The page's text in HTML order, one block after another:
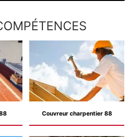
Couvreur charpentier 88